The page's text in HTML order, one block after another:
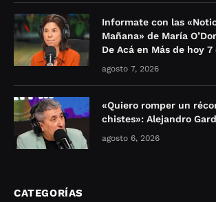
Informate con las
Mañana» de María
De Acá en Más de hoy
agosto 7, 2026
«Quiero romper un
chistes»: Alejandro
agosto 6, 2026
CATEGORÍAS